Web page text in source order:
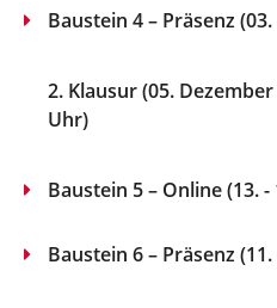
Baustein 4 – Präsenz
2. Klausur (05. Dezember
Uhr)
Baustein 5 – Online (13. -
Baustein 6 – Präsenz